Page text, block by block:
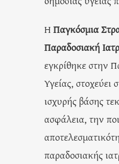
ΗΠαγκόσμια
Παραδοσιακή
εγκρίθηκε στην
Υγείας, στοχεύει
ισχυρής βάσης
ασφάλεια, την
παραδοσιακής